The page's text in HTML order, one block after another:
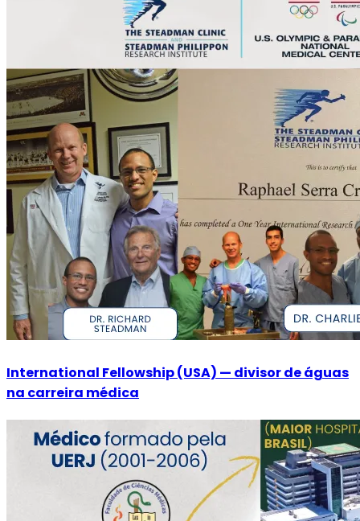
International Fellowship (USA) — divisor de águas
na carreira médica